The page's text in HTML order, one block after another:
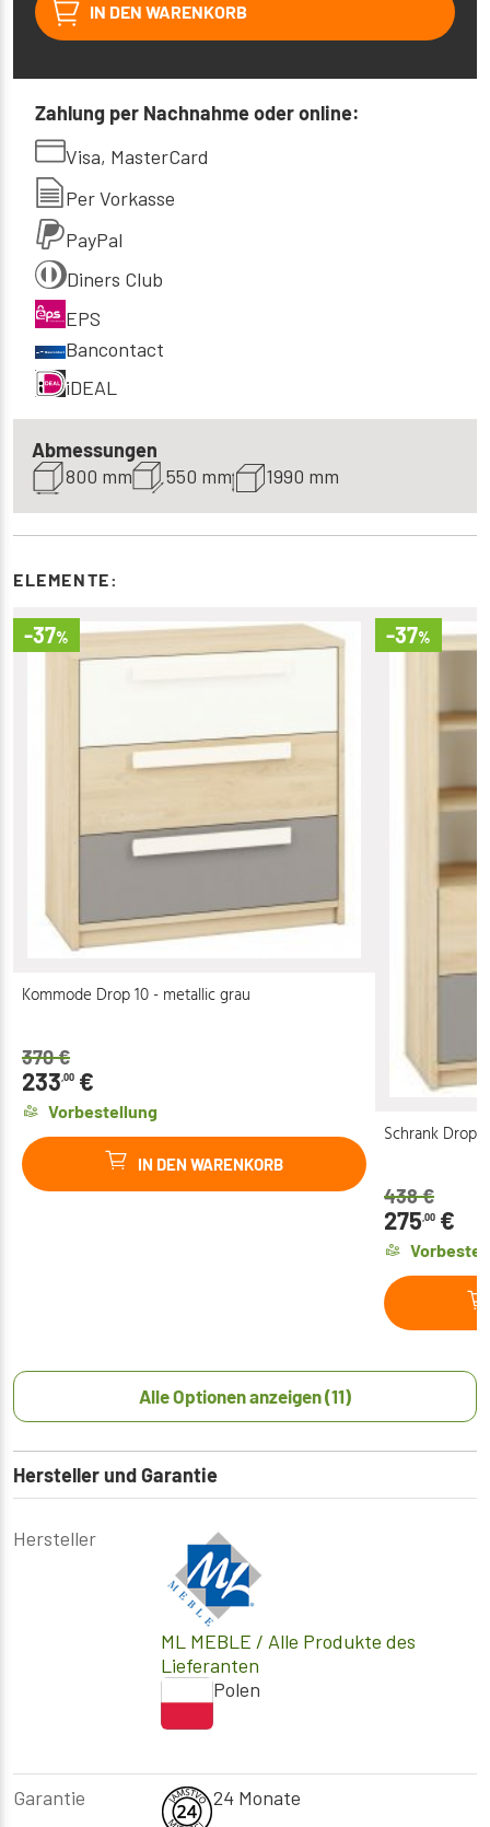
IN DEN WARENKORB
Zahlung per Nachnahme oder online:
Visa, MasterCard
Per Vorkasse
PayPal
Diners Club
EPS
Bancontact
iDEAL
Abmessungen
800 mm
550 mm 1990 mm
ELEMENTE:
-37%
Kommode Drop 10 - metallic grau
370€
233,00 €
Vorbestellung
IN DEN WARENKORB
-37%
Schrank Drop
438€
275,00€
Alle Optionen anzeigen (11)
Hersteller und Garantie
Hersteller
ML MEBLE / Alle Produkte des
Lieferanten
Polen
Garantie 24 Monate